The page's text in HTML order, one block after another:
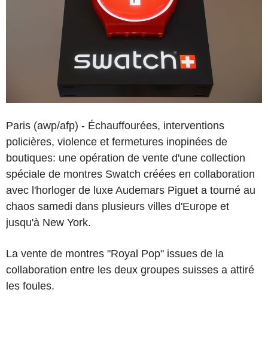
Paris (awp/afp) - Échauffourées, interventions
policières, violence et fermetures inopinées de
boutiques: une opération de vente d'une collection
spéciale de montres Swatch créées en collaboration
avec l'horloger de luxe Audemars Piguet a tourné au
chaos samedi dans plusieurs villes d'Europe et
jusqu'à New York.
La vente de montres "Royal Pop" issues de la
collaboration entre les deux groupes suisses a attiré
les foules.